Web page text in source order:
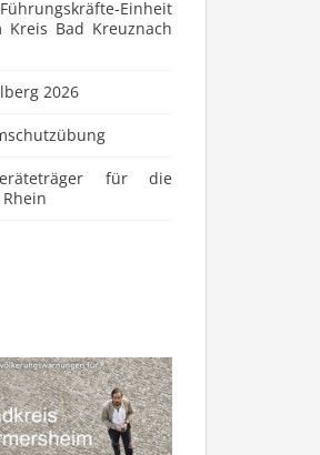
Einheit
Bad Kreuznach
2026
für die